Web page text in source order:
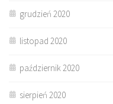
grudzień 2020
listopad 2020
październik 2020
sierpień 2020